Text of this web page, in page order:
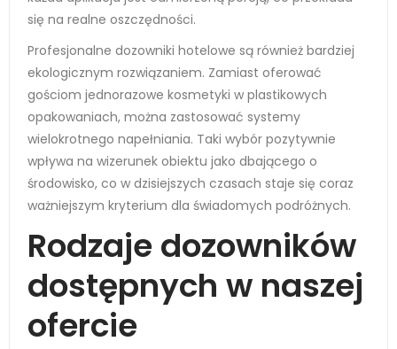
się na realne oszczędności.
Profesjonalne dozowniki hotelowe są również bardziej
ekologicznym rozwiązaniem. Zamiast oferować
gościom jednorazowe kosmetyki w plastikowych
opakowaniach, można zastosować systemy
wielokrotnego napełniania. Taki wybór pozytywnie
wpływa na wizerunek obiektu jako dbającego o
środowisko, co w dzisiejszych czasach staje się coraz
ważniejszym kryterium dla świadomych podróżnych.
Rodzaje dozowników
dostępnych w naszej
ofercie